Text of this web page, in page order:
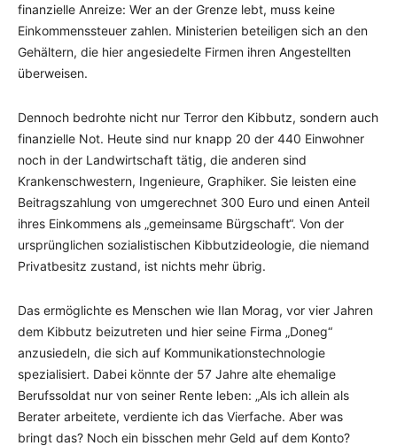
finanzielle Anreize: Wer an der Grenze lebt, muss keine
Einkommenssteuer zahlen. Ministerien beteiligen sich an den
Gehältern, die hier angesiedelte Firmen ihren Angestellten
überweisen.
Dennoch bedrohte nicht nur Terror den Kibbutz, sondern auch
finanzielle Not. Heute sind nur knapp 20 der 440 Einwohner
noch in der Landwirtschaft tätig, die anderen sind
Krankenschwestern, Ingenieure, Graphiker. Sie leisten eine
Beitragszahlung von umgerechnet 300 Euro und einen Anteil
ihres Einkommens als „gemeinsame Bürgschaft“. Von der
ursprünglichen sozialistischen Kibbutzideologie, die niemand
Privatbesitz zustand, ist nichts mehr übrig.
Das ermöglichte es Menschen wie Ilan Morag, vor vier Jahren
dem Kibbutz beizutreten und hier seine Firma „Doneg“
anzusiedeln, die sich auf Kommunikationstechnologie
spezialisiert. Dabei könnte der 57 Jahre alte ehemalige
Berufssoldat nur von seiner Rente leben: „Als ich allein als
Berater arbeitete, verdiente ich das Vierfache. Aber was
bringt das? Noch ein bisschen mehr Geld auf dem Konto?